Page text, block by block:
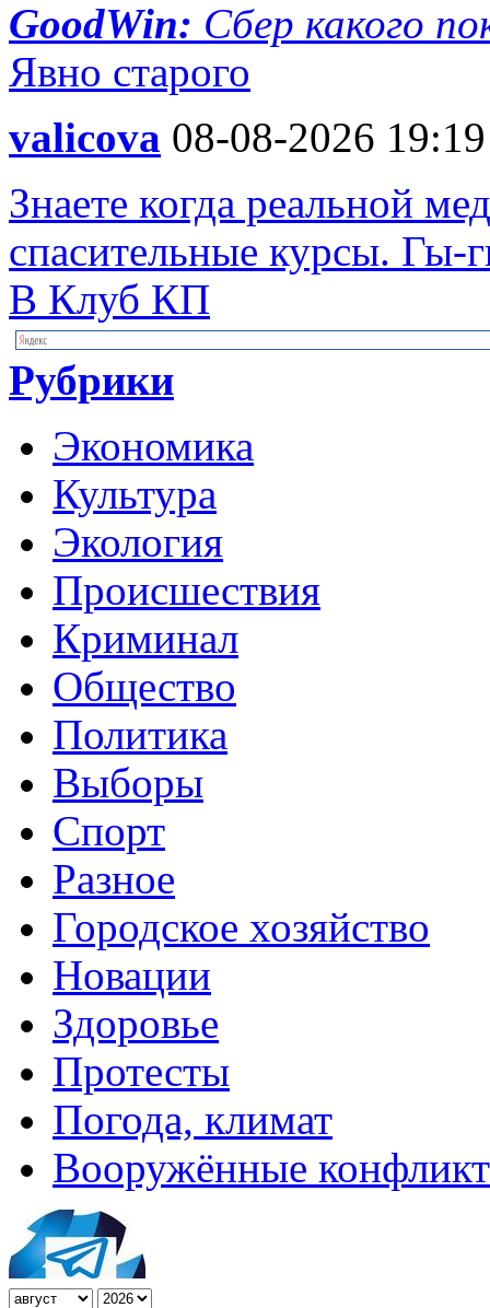
GoodWin: Сбер какого
Явно старого
valicova 08-08-2026 19:19
Знаете когда реальной
спасительные курсы. Гы-
В Клуб КП
Рубрики
Экономика
Культура
Экология
Происшествия
Криминал
Общество
Политика
Выборы
Спорт
Разное
Городское хозяйство
Новации
Здоровье
Протесты
Погода, климат
Вооружённые